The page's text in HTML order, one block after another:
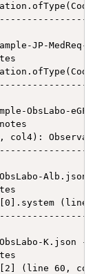
Example-
(line
(line 60,